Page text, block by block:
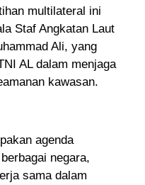
multilateral ini
Staf Angkatan Laut
Ali, yang
AL dalam menjaga
kawasan.
agenda
negara,
sama dalam